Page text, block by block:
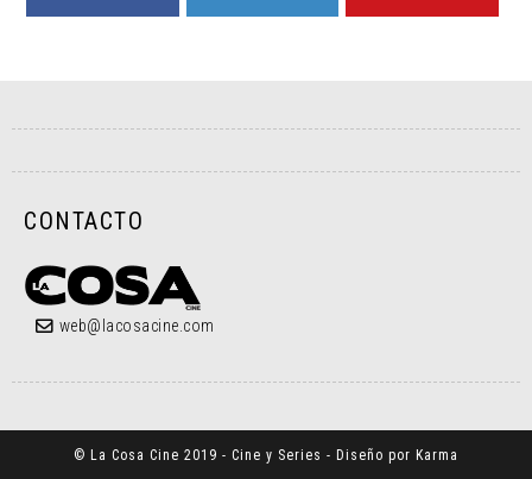
CONTACTO
web@lacosacine.com
© La Cosa Cine 2019 - Cine y Series - Diseño por Karma